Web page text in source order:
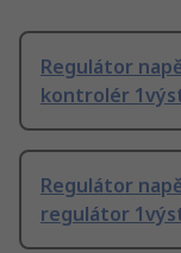
Regulátor
kontrolér
Regulátor
regulátor